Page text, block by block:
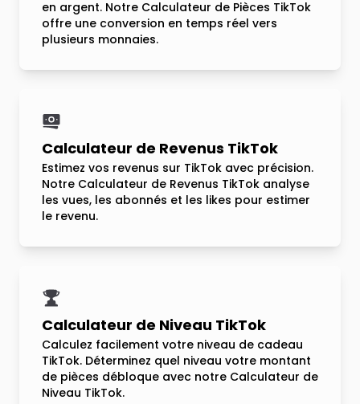
en argent. Notre Calculateur de Pièces TikTok
offre une conversion en temps réel vers
plusieurs monnaies.
Calculateur de Revenus TikTok
Estimez vos revenus sur TikTok avec précision.
Notre Calculateur de Revenus TikTok analyse
les vues, les abonnés et les likes pour estimer
le revenu.
Calculateur de Niveau TikTok
Calculez facilement votre niveau de cadeau
TikTok. Déterminez quel niveau votre montant
de pièces débloque avec notre Calculateur de
Niveau TikTok.